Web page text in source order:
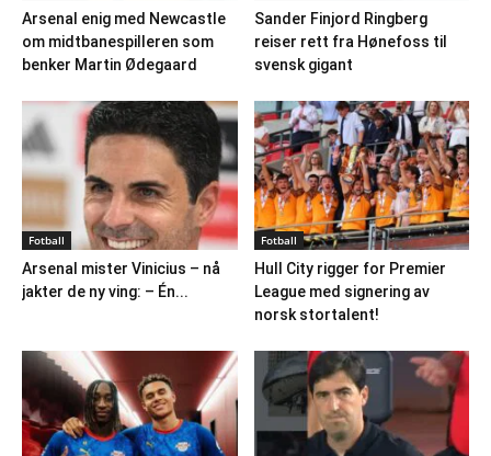
Arsenal enig med Newcastle
om midtbanespilleren som
benker Martin Ødegaard
Sander Finjord Ringberg
reiser rett fra Hønefoss til
svensk gigant
Fotball
Arsenal mister Vinicius – nå
jakter de ny ving: – Én...
Fotball
Hull City rigger for Premier
League med signering av
norsk stortalent!